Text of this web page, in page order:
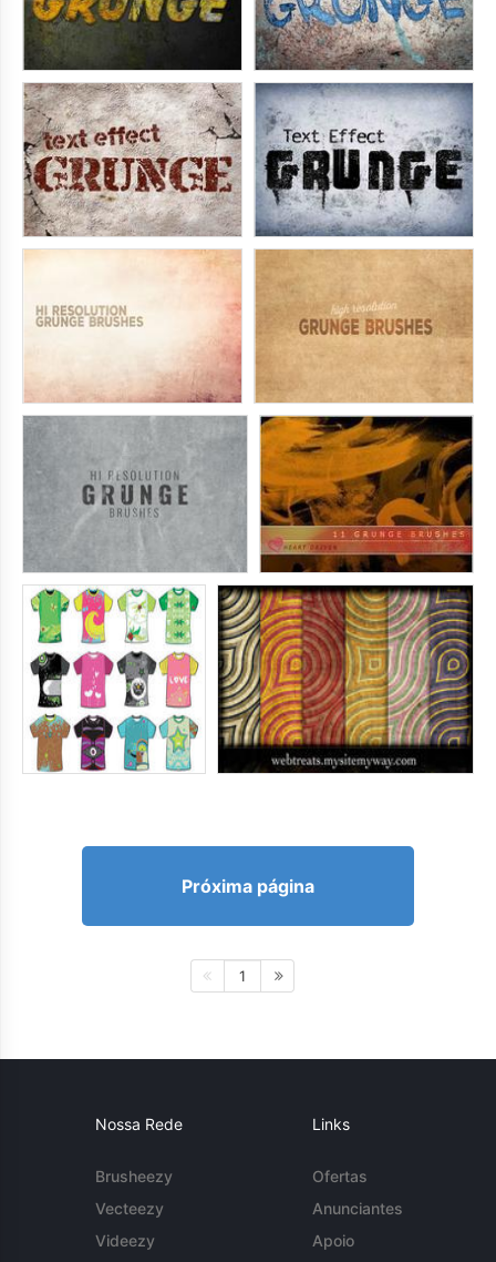
Próxima página
1
Nossa Rede
Brusheezy
Vecteezy
Videezy
Links
Ofertas
Anunciantes
Apoio